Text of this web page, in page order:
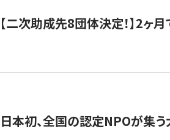
【二次助成先8団体決定！】2ヶ
日本初、全国の認定NPOが集